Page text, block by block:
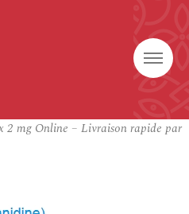
2 mg Online – Livraison rapide par